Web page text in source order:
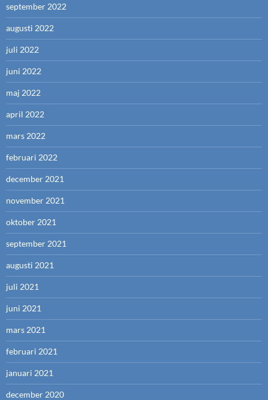
september 2022
augusti 2022
juli 2022
juni 2022
maj 2022
april 2022
mars 2022
februari 2022
december 2021
november 2021
oktober 2021
september 2021
augusti 2021
juli 2021
juni 2021
mars 2021
februari 2021
januari 2021
december 2020